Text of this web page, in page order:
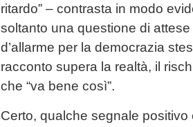
ritardo” – contrasta in modo
soltanto una questione di
d’allarme per la democrazia
racconto supera la realtà, il
che “va bene così”.
Certo, qualche segnale positivo